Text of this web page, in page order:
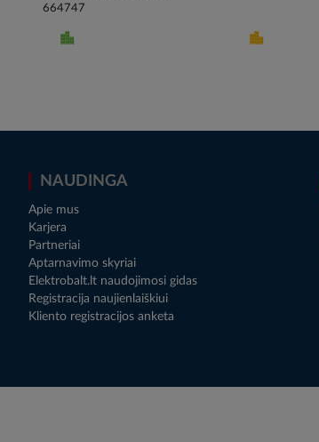
664747
NAUDINGA
Apie mus
Karjera
Partneriai
Aptarnavimo skyriai
Elektrobalt.lt naudojimosi gidas
Registracija naujienlaiškiui
Kliento registracijos anketa